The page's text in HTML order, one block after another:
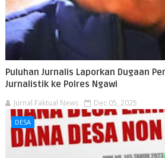
Puluhan Jurnalis Laporkan Dugaan
Jurnalistik ke Polres Ngawi
Jurnal Faktual News Dec 05, 2025
DESA